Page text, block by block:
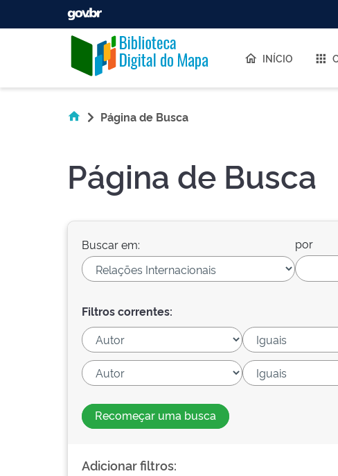
Skip navigation
INÍCIO
Página de Busca
Página de Busca
Buscar em: por
Filtros correntes:
Recomeçar uma busca
Adicionar filtros: